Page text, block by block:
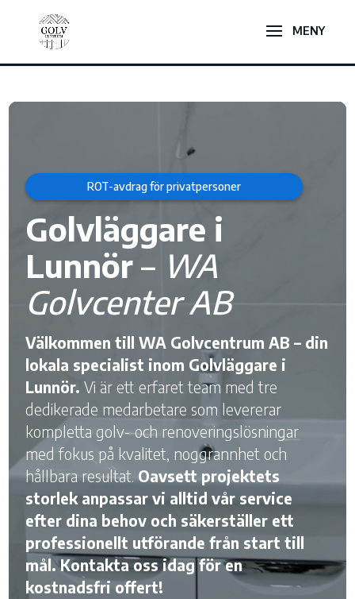
Videospelare
ROT-avdrag för privatpersoner
Golvläggare i
Lunnör – WA
Golvcenter AB
Välkommen till WA Golvcentrum AB – din
lokala specialist inom Golvläggare i
Lunnör. Vi är ett erfaret team med tre
dedikerade medarbetare som levererar
kompletta golv- och renoveringslösningar
med fokus på kvalitet, noggrannhet och
hållbara resultat. Oavsett projektets
storlek anpassar vi alltid vår service
efter dina behov och säkerställer ett
professionellt utförande från start till
mål. Kontakta oss idag för en
kostnadsfri offert!